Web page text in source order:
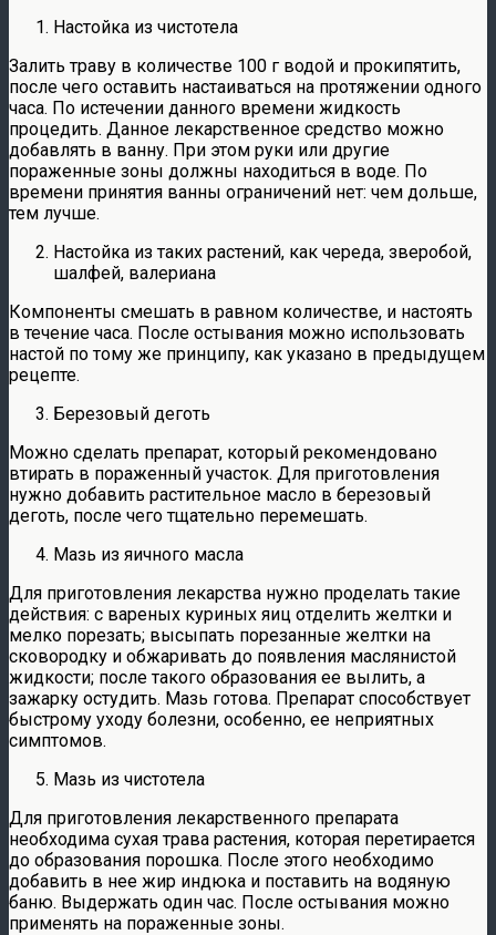
Настойка из чистотела
Залить траву в количестве 100 г водой и прокипятить,
после чего оставить настаиваться на протяжении одного
часа. По истечении данного времени жидкость
процедить. Данное лекарственное средство можно
добавлять в ванну. При этом руки или другие
пораженные зоны должны находиться в воде. По
времени принятия ванны ограничений нет: чем дольше,
тем лучше.
Настойка из таких растений, как череда, зверобой,
шалфей, валериана
Компоненты смешать в равном количестве, и настоять
в течение часа. После остывания можно использовать
настой по тому же принципу, как указано в предыдущем
рецепте.
Березовый деготь
Можно сделать препарат, который рекомендовано
втирать в пораженный участок. Для приготовления
нужно добавить растительное масло в березовый
деготь, после чего тщательно перемешать.
Мазь из яичного масла
Для приготовления лекарства нужно проделать такие
действия: с вареных куриных яиц отделить желтки и
мелко порезать; высыпать порезанные желтки на
сковородку и обжаривать до появления маслянистой
жидкости; после такого образования ее вылить, а
зажарку остудить. Мазь готова. Препарат способствует
быстрому уходу болезни, особенно, ее неприятных
симптомов.
Мазь из чистотела
Для приготовления лекарственного препарата
необходима сухая трава растения, которая перетирается
до образования порошка. После этого необходимо
добавить в нее жир индюка и поставить на водяную
баню. Выдержать один час. После остывания можно
применять на пораженные зоны.